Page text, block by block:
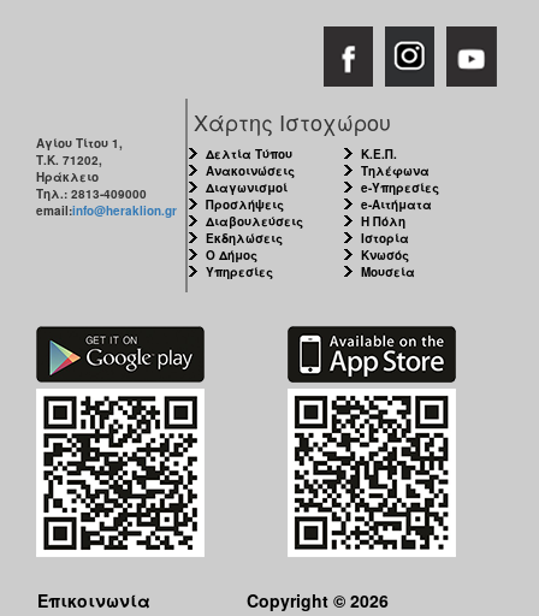
Αγίου Τίτου 1,
Τ.Κ. 71202,
Ηράκλειο
Τηλ.: 2813-409000
email:info@heraklion.gr
Χάρτης Ιστοχώρου
Δελτία Τύπου
Ανακοινώσεις
Διαγωνισμοί
Προσλήψεις
Διαβουλεύσεις
Εκδηλώσεις
Ο Δήμος
Υπηρεσίες
Κ.Ε.Π.
Τηλέφωνα
e-Υπηρεσίες
e-Αιτήματα
Η Πόλη
Ιστορία
Κνωσός
Μουσεία
Επικοινωνία
Copyright © 2026